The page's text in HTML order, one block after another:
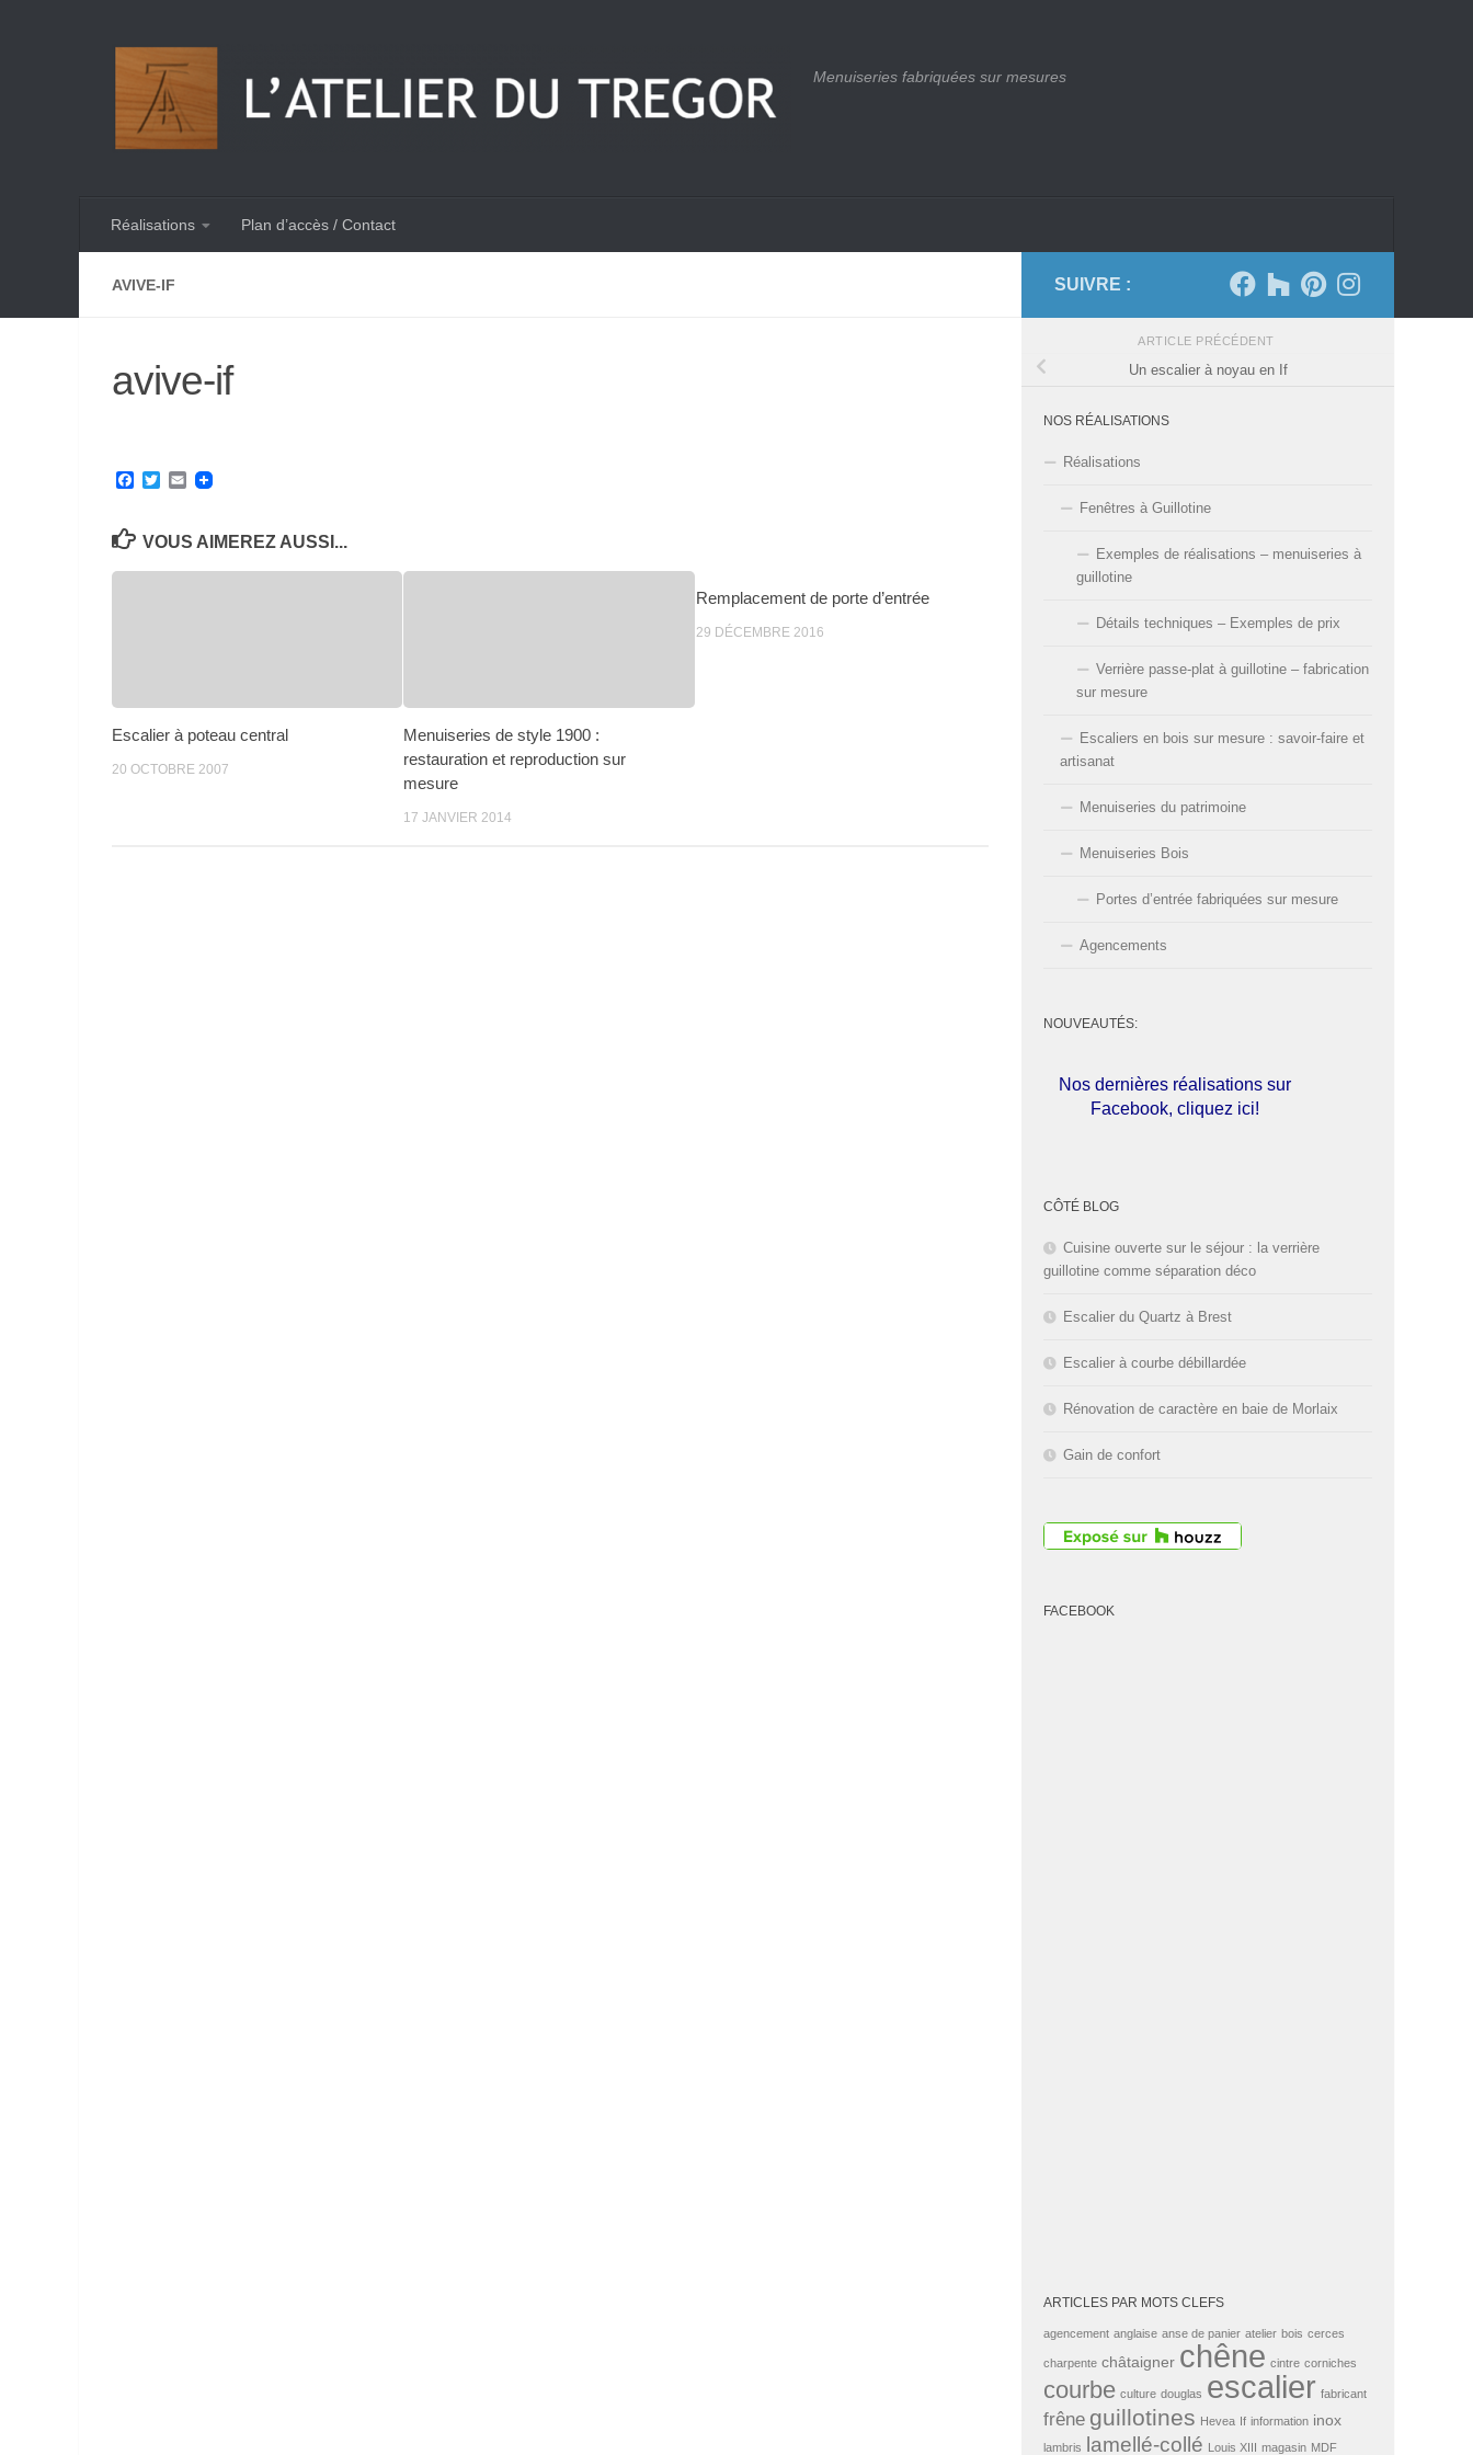
Menuiseries fabriquées sur mesures
Réalisations Plan d’accès / Contact
AVIVE-IF
avive-if
Facebook
Twitter
Email
VOUS AIMEREZ AUSSI...
Escalier à poteau central
20 OCTOBRE 2007
Menuiseries de style 1900 :
restauration et reproduction sur
mesure
17 JANVIER 2014
Remplacement de porte d’entrée
29 DÉCEMBRE 2016
SUIVRE :
ARTICLE PRÉCÉDENT
Un escalier à noyau en If
NOS RÉALISATIONS
Réalisations
Fenêtres à Guillotine
Exemples de réalisations – menuiseries à
guillotine
Détails techniques – Exemples de prix
Verrière passe-plat à guillotine – fabrication
sur mesure
Escaliers en bois sur mesure : savoir-faire et
artisanat
Menuiseries du patrimoine
Menuiseries Bois
Portes d’entrée fabriquées sur mesure
Agencements
NOUVEAUTÉS:
Nos dernières réalisations sur
Facebook, cliquez ici!
congés d'été du
CÔTÉ BLOG
Cuisine ouverte sur le séjour : la verrière
guillotine comme séparation déco
Escalier du Quartz à Brest
Escalier à courbe débillardée
Rénovation de caractère en baie de Morlaix
Gain de confort
FACEBOOK
ARTICLES PAR MOTS CLEFS
agencement anglaise anse de panier atelier bois cerces
charpente châtaigner chêne cintre corniches
courbe culture douglas escalier fabricant
frêne guillotines Hevea If information inox
lambris lamellé-collé Louis XIII magasin MDF